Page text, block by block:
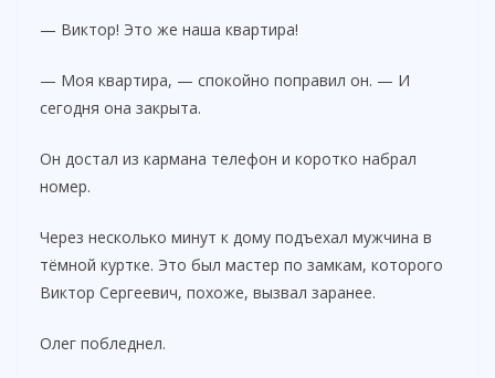
— Виктор! Это же наша квартира!
— Моя квартира, — спокойно поправил он. — И
сегодня она закрыта.
Он достал из кармана телефон и коротко набрал
номер.
Через несколько минут к дому подъехал мужчина в
тёмной куртке. Это был мастер по замкам, которого
Виктор Сергеевич, похоже, вызвал заранее.
Олег побледнел.